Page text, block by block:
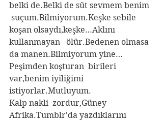
belki de.Belki de süt sevmem benim
suçum.Bilmiyorum.Keşke sebile
koşan olsaydı,keşke…Aklını
kullanmayan   ölür.Bedenen olmasa
da manen.Bilmiyorum yine…
Peşimden koşturan  birileri
var,benim iyiliğimi
istiyorlar.Mutluyum.
Kalp nakli  zordur,Güney
Afrika.Tumblr'da yazdıklarını